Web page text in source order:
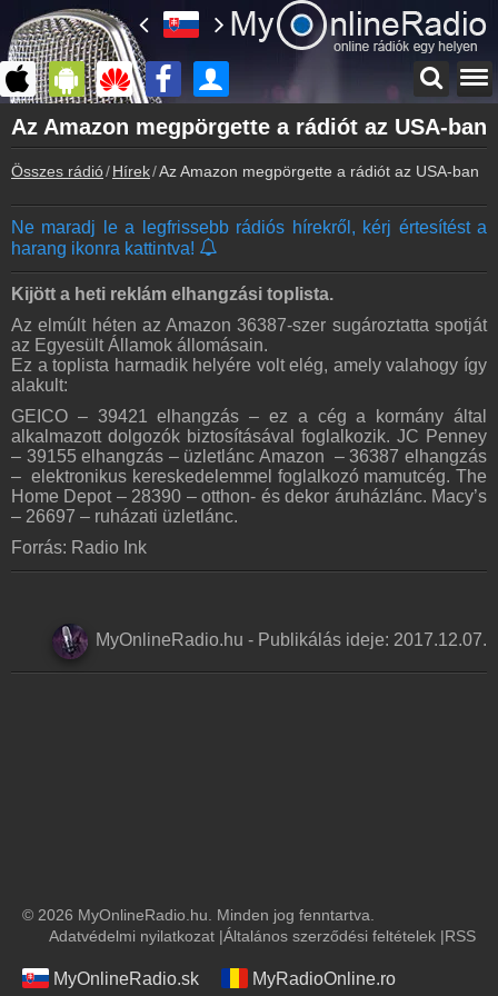
Főoldal
myonlineradio.hu
Bejelentkezés
Kapcsolat
Írj nekünk!
Partnerek
Rádió beágyazás
Ágyazd be weboldaladba
Online rádió készítés
Készítés lépésről lépésre
Az Amazon megpörgette a rádiót az USA-ban
Összes rádió Hírek Az Amazon megpörgette a rádiót az USA-ban
Ne maradj le a legfrissebb rádiós hírekről, kérj értesítést a
harang ikonra kattintva!
Kijött a heti reklám elhangzási toplista.
Az elmúlt héten az Amazon 36387-szer sugároztatta spotját
az Egyesült Államok állomásain.
Ez a toplista harmadik helyére volt elég, amely valahogy így
alakult:
GEICO – 39421 elhangzás – ez a cég a kormány által
alkalmazott dolgozók biztosításával foglalkozik. JC Penney
– 39155 elhangzás – üzletlánc Amazon – 36387 elhangzás
– elektronikus kereskedelemmel foglalkozó mamutcég. The
Home Depot – 28390 – otthon- és dekor áruházlánc. Macy’s
– 26697 – ruházati üzletlánc.
Forrás: Radio Ink
MyOnlineRadio.hu - Publikálás ideje: 2017.12.07.
© 2026 MyOnlineRadio.hu. Minden jog fenntartva.
Adatvédelmi nyilatkozat |Általános szerződési feltételek |RSS
MyOnlineRadio.sk MyRadioOnline.ro